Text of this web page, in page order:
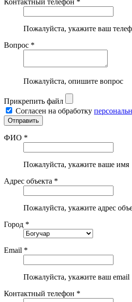
Пожалуйста, укажите ваш
Вопрос *
Пожалуйста, опишите вопрос
Прикрепить файл
Согласен на обработку
ФИО *
Пожалуйста, укажите ваше имя
Адрес объекта *
Пожалуйста, укажите адрес
Город *
Email *
Пожалуйста, укажите ваш email
Контактный телефон *